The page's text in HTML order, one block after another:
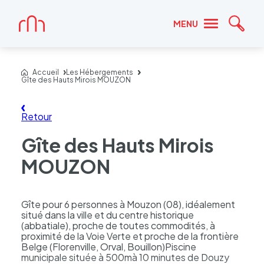
MENU
Accueil
Accueil
Les Hébergements
Gîte des Hauts Mirois MOUZON
Retour
Gîte des Hauts Mirois
MOUZON
Gîte pour 6 personnes à Mouzon (08), idéalement
situé dans la ville et du centre historique
(abbatiale), proche de toutes commodités, à
proximité de la Voie Verte et proche de la frontière
Belge (Florenville, Orval, Bouillon)Piscine
municipale située à 500mà 10 minutes de Douzy